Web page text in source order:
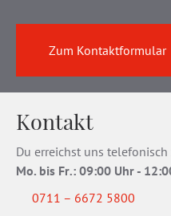
Zum Kontaktformular
Kontakt
Du erreichst uns
Mo. bis Fr.: 09:00 Uhr -
0711 – 6672 5800